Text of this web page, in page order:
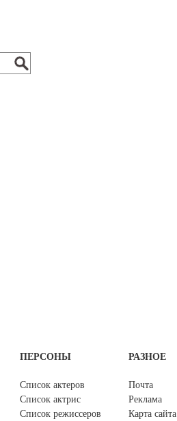
ПЕРСОНЫ
Список актеров
Список актрис
Список режиссеров
РАЗНОЕ
Почта
Реклама
Карта сайта